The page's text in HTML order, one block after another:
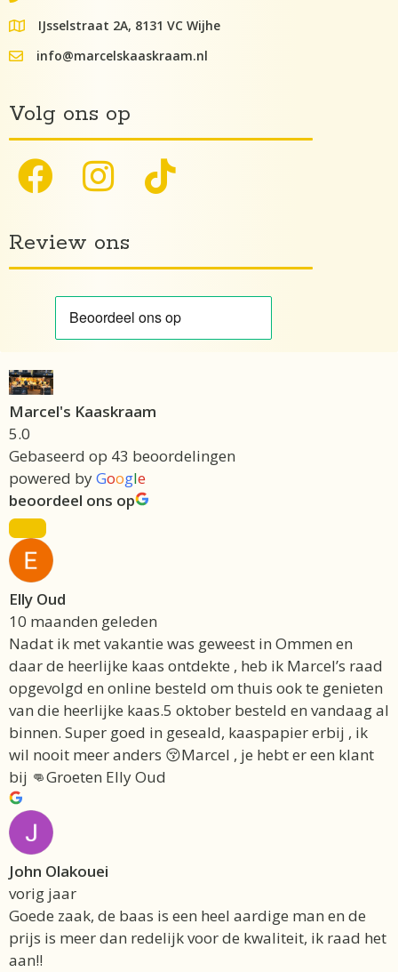
google maps lokatie
IJsselstraat 2A, 8131 VC Wijhe
info@kaaskraam.nl
info@marcelskaaskraam.nl
Volg ons op
Review ons
Marcel's Kaaskraam
5.0
Gebaseerd op 43 beoordelingen
powered byGoogle
beoordeel ons op
Elly Oud
10 maanden geleden
Nadat ik met vakantie was geweest in Ommen en
daar de heerlijke kaas ontdekte , heb ik Marcel’s raad
opgevolgd en online besteld om thuis ook te genieten
van die heerlijke kaas.5 oktober besteld en vandaag al
binnen. Super goed in geseald, kaaspapier erbij , ik
wil nooit meer anders 😚Marcel , je hebt er een klant
bij 👊Groeten Elly Oud
John Olakouei
vorig jaar
Goede zaak, de baas is een heel aardige man en de
prijs is meer dan redelijk voor de kwaliteit, ik raad het
aan!!